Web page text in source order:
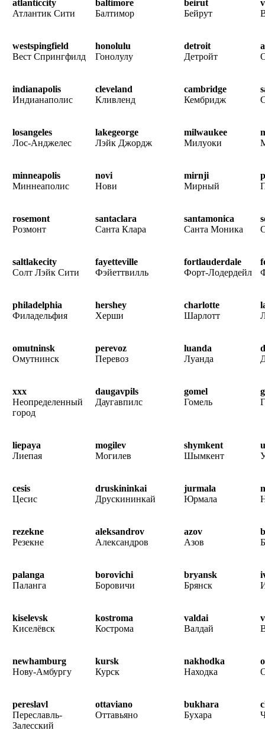
atlanticcity
Атлантик Сити
baltimore
Балтимор
beirut
Бейрут
westspingfield
Вест Спрингфилд
honolulu
Гонолулу
detroit
Детройт
indianapolis
Индианаполис
cleveland
Кливленд
cambridge
Кембридж
losangeles
Лос-Анджелес
lakegeorge
Лэйк Джордж
milwaukee
Милуоки
minneapolis
Миннеаполис
novi
Нови
mirnji
Мирный
rosemont
Розмонт
santaclara
Санта Клара
santamonica
Санта Моника
saltlakecity
Солт Лэйк Сити
fayetteville
Фэйеттвилль
fortlauderdale
Форт-Лодердейл
philadelphia
Филадельфия
hershey
Херши
charlotte
Шарлотт
omutninsk
Омутнинск
perevoz
Перевоз
luanda
Луанда
xxx
Неопределенный
город
daugavpils
Даугавпилс
gomel
Гомель
liepaya
Лиепая
mogilev
Могилев
shymkent
Шымкент
cesis
Цесис
druskininkai
Друскининкай
jurmala
Юрмала
rezekne
Резекне
aleksandrov
Александров
azov
Азов
palanga
Паланга
borovichi
Боровичи
bryansk
Брянск
kiselevsk
Киселёвск
kostroma
Кострома
valdai
Валдай
newhamburg
Нову-Амбургу
kursk
Курск
nakhodka
Находка
pereslavl
Переславль-
Залесский
ottaviano
Оттавьяно
bukhara
Бухара